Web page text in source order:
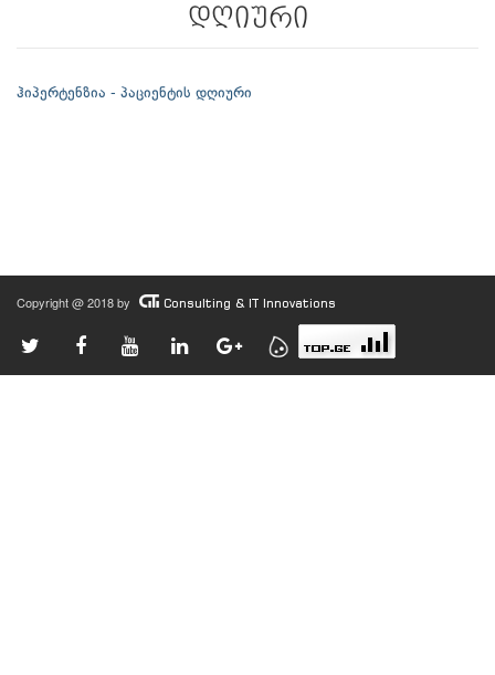
დღიური
ჰიპერტენზია - პაციენტის დღიური
Copyright @ 2018 by Consulting & IT Innovations